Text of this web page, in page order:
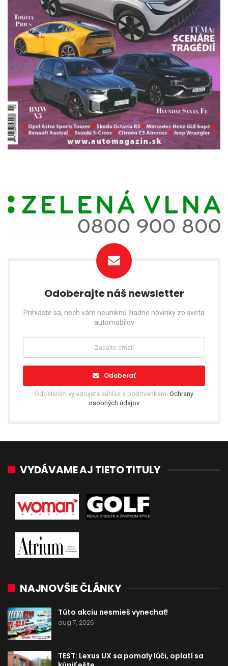
Odoberajte náš newsletter
Prihláste sa, nech vám neuniknú žiadne novinky zo sveta
automobilov
Odoberať
Odoslaním vyjadrujete súhlas s podmienkami Ochrany
osobných údajov
VYDÁVAME AJ TIETO TITULY
NAJNOVŠIE ČLÁNKY
Túto akciu nesmieš vynechať!
aug 7, 2026
TEST: Lexus UX sa pomaly lúči, oplatí sa